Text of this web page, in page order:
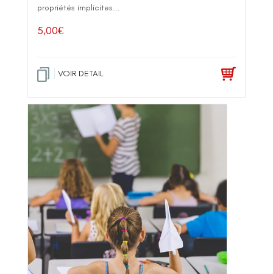
propriétés implicites...
5,00€
VOIR DETAIL